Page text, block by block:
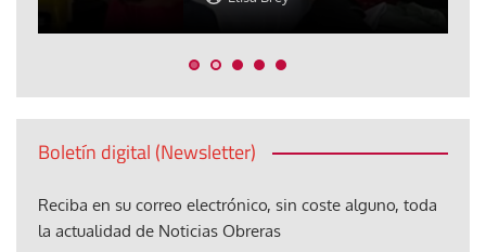
Boletín digital (Newsletter)
Reciba en su correo electrónico, sin coste alguno, toda
la actualidad de Noticias Obreras